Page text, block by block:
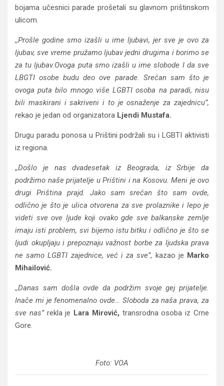
bojama učesnici parade prošetali su glavnom prištinskom
ulicom.
,,Prošle godine smo izašli u ime ljubavi, jer sve je ovo za
ljubav, sve vreme pružamo ljubav jedni drugima i borimo se
za tu ljubav.Ovoga puta smo izašli u ime slobode I da sve
LBGTI osobe budu deo ove parade. Srećan sam što je
ovoga puta bilo mnogo više LGBTI osoba na paradi, nisu
bili maskirani i sakriveni i to je osnaženje za zajednicu”,
rekao je jedan od organizatora Ljendi Mustafa.
Drugu paradu ponosa u Prištini podržali su i LGBTI aktivisti
iz regiona.
,,Došlo je nas dvadesetak iz Beograda, iz Srbije da
podržimo naše prijatelje u Prištini i na Kosovu. Meni je ovo
drugi Priština prajd. Jako sam srećan što sam ovde,
odlično je što je ulica otvorena za sve prolaznike i lepo je
videti sve ove ljude koji ovako gde sve balkanske zemlje
imaju isti problem, svi bijemo istu bitku i odlično je što se
ljudi okupljaju i prepoznaju važnost borbe za ljudska prava
ne samo LGBTI zajednice, već i za sve”, kazao je Marko
Mihailović.
,,Danas sam došla ovde da podržim svoje gej prijatelje.
Inače mi je fenomenalno ovde… Sloboda za naša prava, za
sve nas’’ rekla je Lara Mirović, transrodna osoba iz Crne
Gore.
Foto: VOA